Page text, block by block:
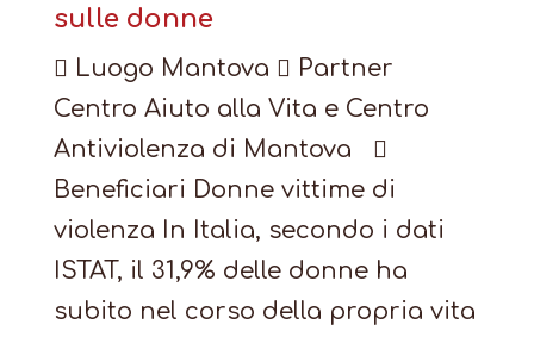
sulle donne
 Luogo Mantova  Partner
Centro Aiuto alla Vita e Centro
Antiviolenza di Mantova 
Beneficiari Donne vittime di
violenza In Italia, secondo i dati
ISTAT, il 31,9% delle donne ha
subito nel corso della propria vita